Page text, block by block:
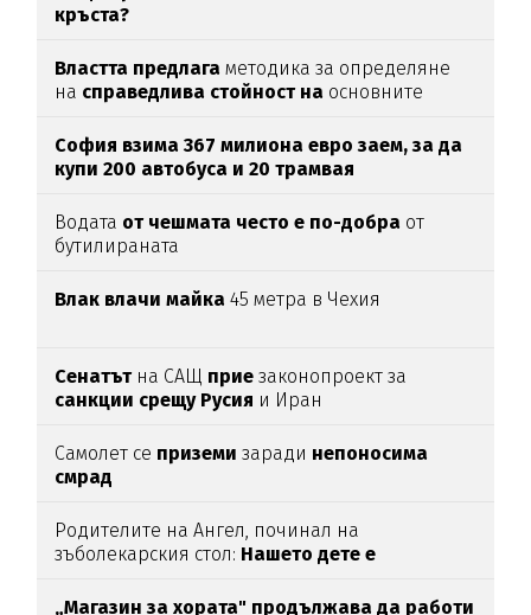
кръста?
Властта предлага методика за определяне
на справедлива стойност на основните
София взима 367 милиона евро заем, за да
купи 200 автобуса и 20 трамвая
Водата от чешмата често е по-добра от
бутилираната
Влак влачи майка 45 метра в Чехия
Сенатътна САЩ прие законопроект за
санкции срещу Русия и Иран
Самолет се приземи заради непоносима
смрад
Родителите на Ангел, починал на
зъболекарския стол: Нашето дете е
антидотътнаупойката
„Магазин за хората" продължава да работи